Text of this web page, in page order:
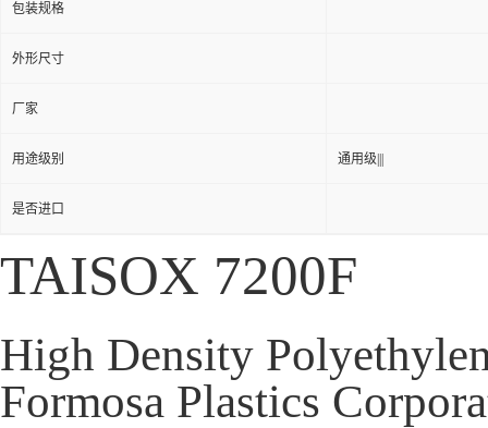
包装规格
外形尺寸
厂家
用途级别 通用级|||
是否进口
TAISOX 7200F
High Density
Formosa Plastics